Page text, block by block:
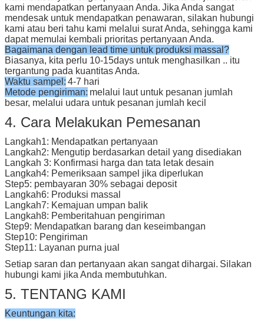
kami mendapatkan pertanyaan Anda. Jika Anda sangat
mendesak untuk mendapatkan penawaran, silakan hubungi
kami atau beri tahu kami melalui surat Anda, sehingga kami
dapat memulai kembali prioritas pertanyaan Anda.
Bagaimana dengan lead time untuk produksi massal?
Biasanya, kita perlu 10-15days untuk menghasilkan .. itu
tergantung pada kuantitas Anda.
Waktu sampel: 4-7 hari
Metode pengiriman: melalui laut untuk pesanan jumlah
besar, melalui udara untuk pesanan jumlah kecil
4. Cara Melakukan Pemesanan
Langkah1: Mendapatkan pertanyaan
Langkah2: Mengutip berdasarkan detail yang disediakan
Langkah 3: Konfirmasi harga dan tata letak desain
Langkah4: Pemeriksaan sampel jika diperlukan
Step5: pembayaran 30% sebagai deposit
Langkah6: Produksi massal
Langkah7: Kemajuan umpan balik
Langkah8: Pemberitahuan pengiriman
Step9: Mendapatkan barang dan keseimbangan
Step10: Pengiriman
Step11: Layanan purna jual
Setiap saran dan pertanyaan akan sangat dihargai. Silakan
hubungi kami jika Anda membutuhkan.
5. TENTANG KAMI
Keuntungan kita: